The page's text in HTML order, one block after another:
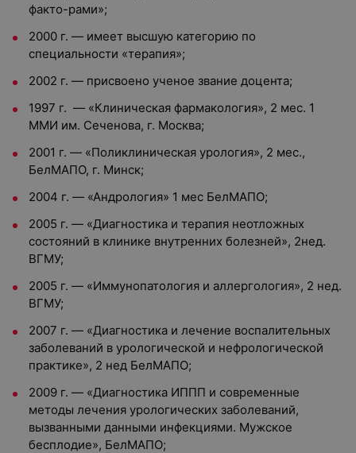
факто-рами»;
2000 г. — имеет высшую категорию по
специальности «терапия»;
2002 г. — присвоено ученое звание доцента;
1997 г. — «Клиническая фармакология», 2 мес. 1
ММИ им. Сеченова, г. Москва;
2001 г. — «Поликлиническая урология», 2 мес.,
БелМАПО, г. Минск;
2004 г. — «Андрология» 1 мес БелМАПО;
2005 г. — «Диагностика и терапия неотложных
состояний в клинике внутренних болезней», 2нед.
ВГМУ;
2005 г. — «Иммунопатология и аллергология», 2 нед.
ВГМУ;
2007 г. — «Диагностика и лечение воспалительных
заболеваний в урологической и нефрологической
практике», 2 нед БелМАПО;
2009 г. — «Диагностика ИППП и современные
методы лечения урологических заболеваний,
вызванными данными инфекциями. Мужское
бесплодие», БелМАПО;